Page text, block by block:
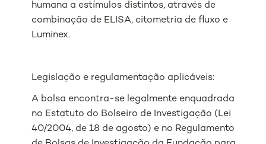
humana a estímulos distintos, através de
combinação de ELISA, citometria de fluxo e
Luminex.
Legislação e regulamentação aplicáveis:
A bolsa encontra-se legalmente enquadrada
no Estatuto do Bolseiro de Investigação (Lei
40/2004, de 18 de agosto) e no Regulamento